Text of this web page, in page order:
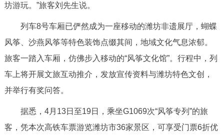
便民服务
中介服务 阳光政务
政民互动
12345网上接诉即办
参与调查 图说互动
坊游玩。”旅客刘先生说。
列车8号车厢已俨然成为一座移动的潍坊非遗展厅，蝴蝶
风筝、沙燕风筝等特色装饰点缀其间，地域文化气息浓郁。
旅客一踏入车厢，仿佛步入移动的“风筝文化馆”。行程中，列
车上将开展文旅互动推介，发放宣传资料与潍坊特色文创，
并举行有奖问答。
据悉，4月13日至19日，乘坐G1069次“风筝专列”的旅
客，凭本次高铁车票游览潍坊市36家景区，可享受门票6折优